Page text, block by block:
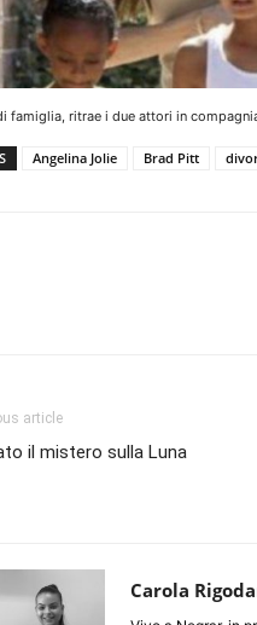
famiglia, ritrae i due attori in
Angelina Jolie Brad Pitt
article
il mistero sulla Luna
Carola